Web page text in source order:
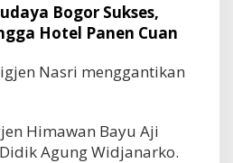
Bogor Sukses,
Hotel Panen Cuan
Nasri menggantikan
Himawan Bayu Aji
Agung Widjanarko.